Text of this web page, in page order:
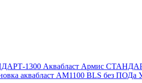
1300 Аквабласт Армис
аквабласт AM1100 BLS без ПОДа